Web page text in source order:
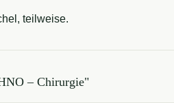
teilweise.
– Chirurgie"